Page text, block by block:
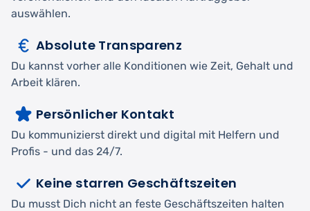
auswählen.
Absolute Transparenz
Du kannst vorher alle Konditionen wie Zeit, Gehalt und
Arbeit klären.
Persönlicher Kontakt
Du kommunizierst direkt und digital mit Helfern und
Profis - und das 24/7.
Keine starren Geschäftszeiten
Du musst Dich nicht an feste Geschäftszeiten halten